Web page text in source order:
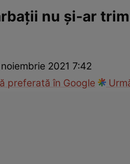
nu și-ar
2021 7:42
preferată în Google